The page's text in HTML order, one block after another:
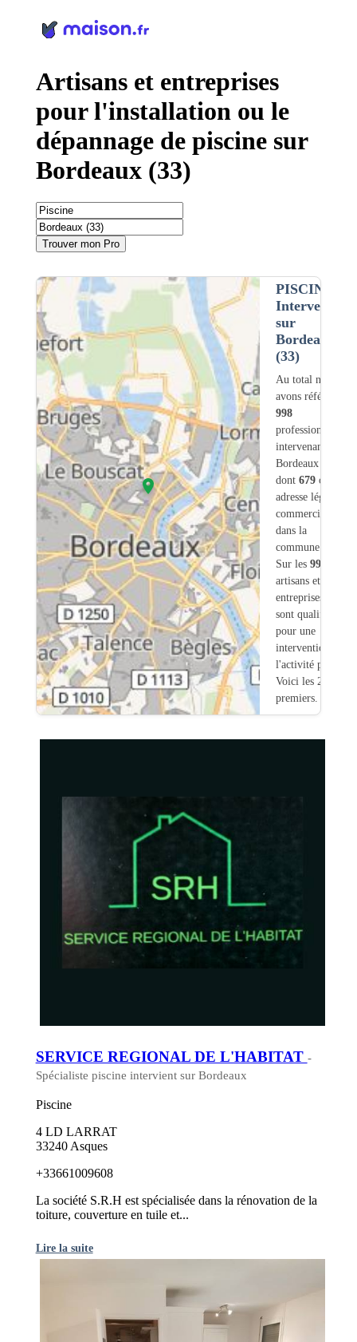
Artisans et entreprises
pour l'installation ou le
dépannage de piscine sur
Bordeaux (33)
Trouver mon Pro
PISCINE
Intervention
sur
Bordeaux
(33)
Au total nous
avons référencé
998
professionnels
intervenant sur
Bordeaux (33)
dont 679ont une
adresse légale ou
commerciale
dans la
commune.
Sur les 998
artisans et
entreprises
sont qualifiés
pour une
intervention sur
l'activité piscine.
Voici les 20
premiers.
SERVICE REGIONAL DE L'HABITAT -
Spécialiste piscine intervient sur Bordeaux
Piscine
4 LD LARRAT
33240 Asques
+33661009608
La société S.R.H est spécialisée dans la rénovation de la
toiture, couverture en tuile et...
Lire la suite